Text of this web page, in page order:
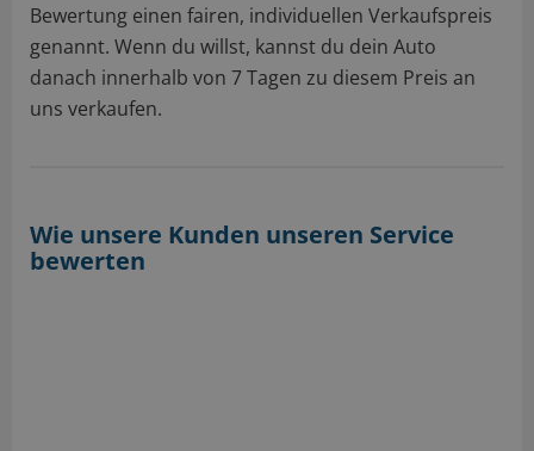
Bewertung einen fairen, individuellen Verkaufspreis
genannt. Wenn du willst, kannst du dein Auto
danach innerhalb von 7 Tagen zu diesem Preis an
uns verkaufen.
Wie unsere Kunden unseren Service
bewerten